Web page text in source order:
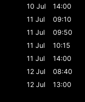
10 Jul
14:00
11 Jul
09:10
11 Jul
09:50
11 Jul
10:15
11 Jul
14:00
12 Jul
08:40
12 Jul
13:00